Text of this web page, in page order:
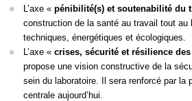
L’axe « pénibilité(s) et soutenabilité du
construction de la santé au travail tout au
techniques, énergétiques et écologiques.
L’axe « crises, sécurité et résilience
propose une vision constructive de la
sein du laboratoire. Il sera renforcé par la
centrale aujourd’hui.